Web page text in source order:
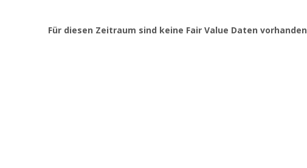
Für diesen Zeitraum sind keine Fair Value Daten vorhanden